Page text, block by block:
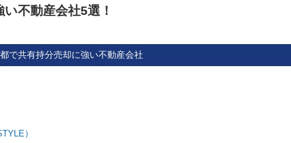
不動産会社5選！
で共有持分売却に強い不動産会社
）